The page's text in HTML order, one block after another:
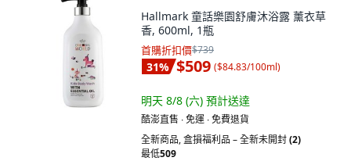
Hallmark 童話樂園舒膚沐浴露 薰衣草
香, 600ml, 1瓶
首購折扣價$739
31% $509 ($84.83/100ml)
明天 8/8 (六) 預計送達
酷澎直售 ∙ 免運 ∙ 免費退貨
全新商品,盒損福利品 – 全新未開封(2)
最低509